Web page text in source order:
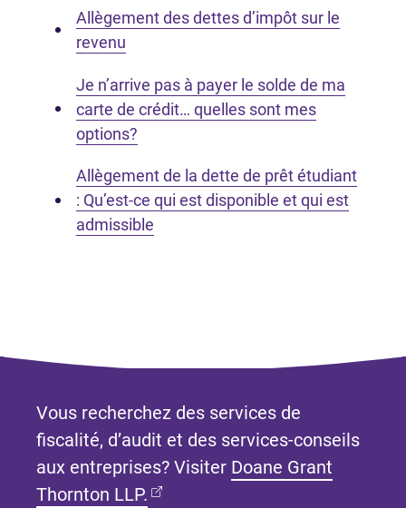
Allègement des dettes d’impôt sur le
revenu
Je n’arrive pas à payer le solde de ma
carte de crédit… quelles sont mes
options?
Allègement de la dette de prêt étudiant
: Qu’est-ce qui est disponible et qui est
admissible
Vous recherchez des services de
fiscalité, d’audit et des services-conseils
aux entreprises? Visiter Doane Grant
Thornton LLP. (Ouvre dans un nouvel onglet)